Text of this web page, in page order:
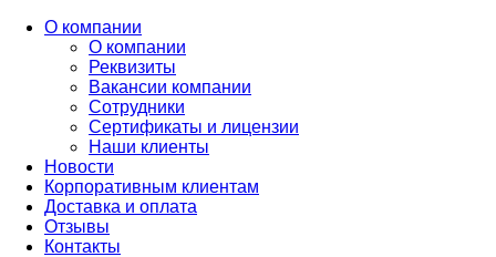
О компании
О компании
Реквизиты
Вакансии компании
Сотрудники
Сертификаты и лицензии
Наши клиенты
Новости
Корпоративным клиентам
Доставка и оплата
Отзывы
Контакты